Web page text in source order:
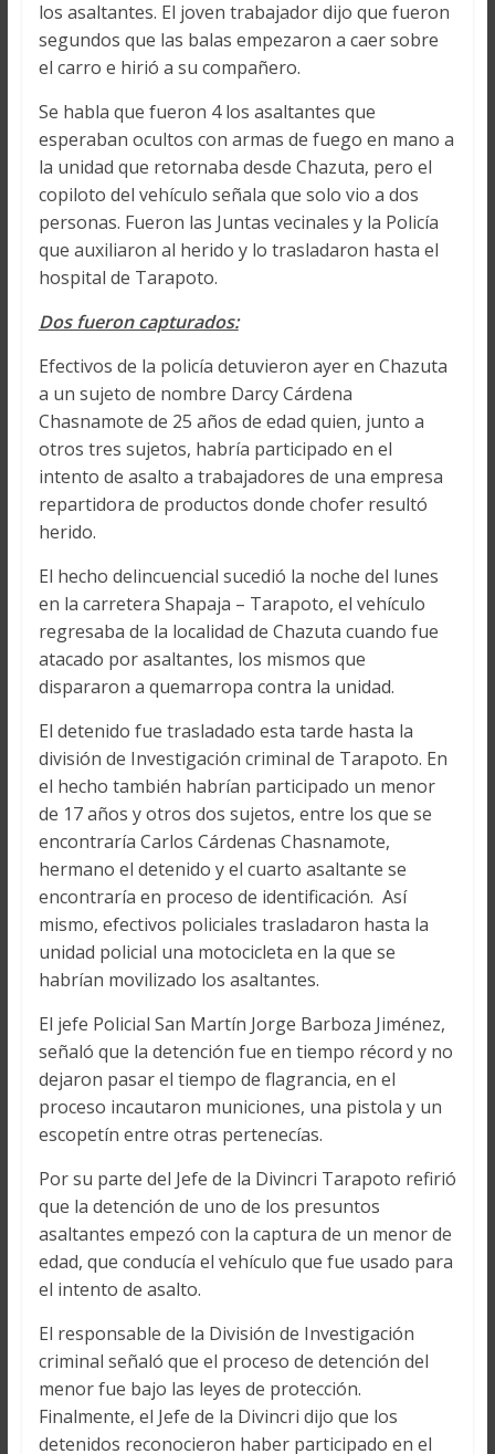
los asaltantes. El joven trabajador dijo que fueron
segundos que las balas empezaron a caer sobre
el carro e hirió a su compañero.
Se habla que fueron 4 los asaltantes que
esperaban ocultos con armas de fuego en mano a
la unidad que retornaba desde Chazuta, pero el
copiloto del vehículo señala que solo vio a dos
personas. Fueron las Juntas vecinales y la Policía
que auxiliaron al herido y lo trasladaron hasta el
hospital de Tarapoto.
Dos fueron capturados:
Efectivos de la policía detuvieron ayer en Chazuta
a un sujeto de nombre Darcy Cárdena
Chasnamote de 25 años de edad quien, junto a
otros tres sujetos, habría participado en el
intento de asalto a trabajadores de una empresa
repartidora de productos donde chofer resultó
herido.
El hecho delincuencial sucedió la noche del lunes
en la carretera Shapaja – Tarapoto, el vehículo
regresaba de la localidad de Chazuta cuando fue
atacado por asaltantes, los mismos que
dispararon a quemarropa contra la unidad.
El detenido fue trasladado esta tarde hasta la
división de Investigación criminal de Tarapoto. En
el hecho también habrían participado un menor
de 17 años y otros dos sujetos, entre los que se
encontraría Carlos Cárdenas Chasnamote,
hermano el detenido y el cuarto asaltante se
encontraría en proceso de identificación. Así
mismo, efectivos policiales trasladaron hasta la
unidad policial una motocicleta en la que se
habrían movilizado los asaltantes.
El jefe Policial San Martín Jorge Barboza Jiménez,
señaló que la detención fue en tiempo récord y no
dejaron pasar el tiempo de flagrancia, en el
proceso incautaron municiones, una pistola y un
escopetín entre otras pertenecías.
Por su parte del Jefe de la Divincri Tarapoto refirió
que la detención de uno de los presuntos
asaltantes empezó con la captura de un menor de
edad, que conducía el vehículo que fue usado para
el intento de asalto.
El responsable de la División de Investigación
criminal señaló que el proceso de detención del
menor fue bajo las leyes de protección.
Finalmente, el Jefe de la Divincri dijo que los
detenidos reconocieron haber participado en el